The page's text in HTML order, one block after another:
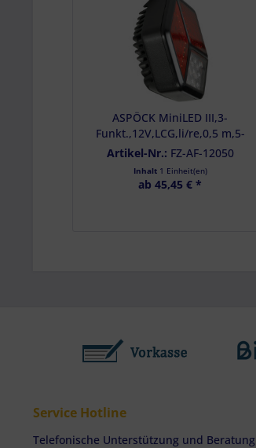
ASPÖCK MiniLED III,3-
Funkt.,12V,LCG,li/re,0,5 m,5-
pol.Baj.,KZL - 33-7234-017
Artikel-Nr.: FZ-AF-12050
Inhalt 1 Einheit(en)
ab 45,45 € *
Service Hotline
Telefonische Unterstützung und Beratung